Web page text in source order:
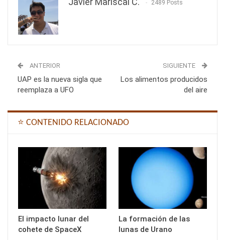
2489 Posts
ANTERIOR
UAP es la nueva sigla que
reemplaza a UFO
SIGUIENTE
Los alimentos producidos
del aire
⭐ CONTENIDO RELACIONADO
El impacto lunar del
cohete de SpaceX
La formación de las
lunas de Urano